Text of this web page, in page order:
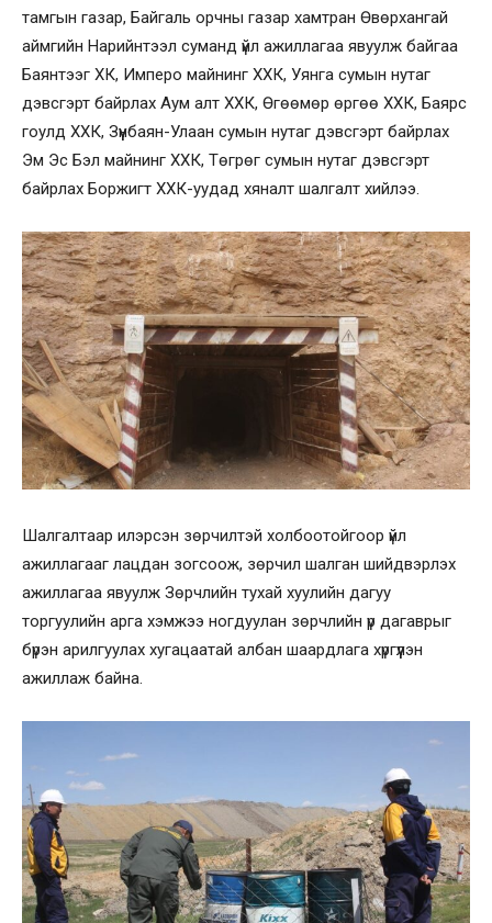
тамгын газар, Байгаль орчны газар хамтран Өвөрхангай
аймгийн Нарийнтээл суманд үйл ажиллагаа явуулж байгаа
Баянтээг ХК, Имперо майнинг ХХК, Уянга сумын нутаг
дэвсгэрт байрлах Аум алт ХХК, Өгөөмөр өргөө ХХК, Баярс
гоулд ХХК, Зүүнбаян-Улаан сумын нутаг дэвсгэрт байрлах
Эм Эс Бэл майнинг ХХК, Төгрөг сумын нутаг дэвсгэрт
байрлах Боржигт ХХК-уудад хяналт шалгалт хийлээ.
Шалгалтаар илэрсэн зөрчилтэй холбоотойгоор үйл
ажиллагааг лацдан зогсоож, зөрчил шалган шийдвэрлэх
ажиллагаа явуулж Зөрчлийн тухай хуулийн дагуу
торгуулийн арга хэмжээ ногдуулан зөрчлийн үр дагаврыг
бүрэн арилгуулах хугацаатай албан шаардлага хүргүүлэн
ажиллаж байна.